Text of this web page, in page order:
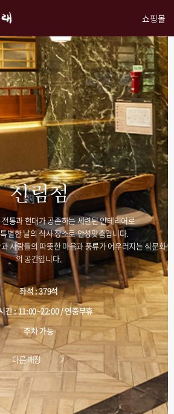
쇼핑몰
신림점
통과 현대가 공존하는 세련된 인테리어로
별한 날의 식사 장소로 안성맞춤입니다.
사람들의 따뜻한 마음과 풍류가 어우러지는 식문화
의 공간입니다.
좌석 : 379석
간 : 11:00~22:00 / 연중무휴
주차 가능
다른 매장